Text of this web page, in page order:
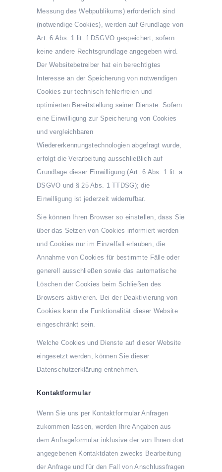
Messung des Webpublikums) erforderlich sind
(notwendige Cookies), werden auf Grundlage von
Art. 6 Abs. 1 lit. f DSGVO gespeichert, sofern
keine andere Rechtsgrundlage angegeben wird.
Der Websitebetreiber hat ein berechtigtes
Interesse an der Speicherung von notwendigen
Cookies zur technisch fehlerfreien und
optimierten Bereitstellung seiner Dienste. Sofern
eine Einwilligung zur Speicherung von Cookies
und vergleichbaren
Wiedererkennungstechnologien abgefragt wurde,
erfolgt die Verarbeitung ausschließlich auf
Grundlage dieser Einwilligung (Art. 6 Abs. 1 lit. a
DSGVO und § 25 Abs. 1 TTDSG); die
Einwilligung ist jederzeit widerrufbar.
Sie können Ihren Browser so einstellen, dass Sie
über das Setzen von Cookies informiert werden
und Cookies nur im Einzelfall erlauben, die
Annahme von Cookies für bestimmte Fälle oder
generell ausschließen sowie das automatische
Löschen der Cookies beim Schließen des
Browsers aktivieren. Bei der Deaktivierung von
Cookies kann die Funktionalität dieser Website
eingeschränkt sein.
Welche Cookies und Dienste auf dieser Website
eingesetzt werden, können Sie dieser
Datenschutzerklärung entnehmen.
Kontaktformular
Wenn Sie uns per Kontaktformular Anfragen
zukommen lassen, werden Ihre Angaben aus
dem Anfrageformular inklusive der von Ihnen dort
angegebenen Kontaktdaten zwecks Bearbeitung
der Anfrage und für den Fall von Anschlussfragen